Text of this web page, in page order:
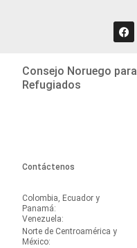
Consejo Noruego para
Refugiados
Contáctenos
Colombia, Ecuador y
Panamá:
Venezuela:
Norte de Centroamérica y
México: